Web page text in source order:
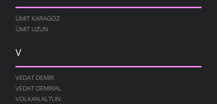
ÜMIT KARAGÖZ
ÜMIT UZUN
V
VEDAT DEMIR
VEDAT DEMIRAL
VOLKAN ALTUN